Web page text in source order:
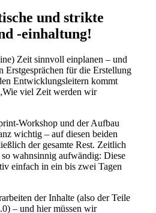
und strikte
-einhaltung!
Zeit sinnvoll einplanen – und
Erstgesprächen für die Erstellung
Entwicklungsleitern kommt
viel Zeit werden wir
Workshop und der Aufbau
wichtig – auf diesen beiden
der gesamte Rest. Zeitlich
wahnsinnig aufwändig: Diese
einfach in ein bis zwei Tagen
der Inhalte (also der Teile
– und hier müssen wir